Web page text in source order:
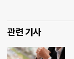
관련 기사